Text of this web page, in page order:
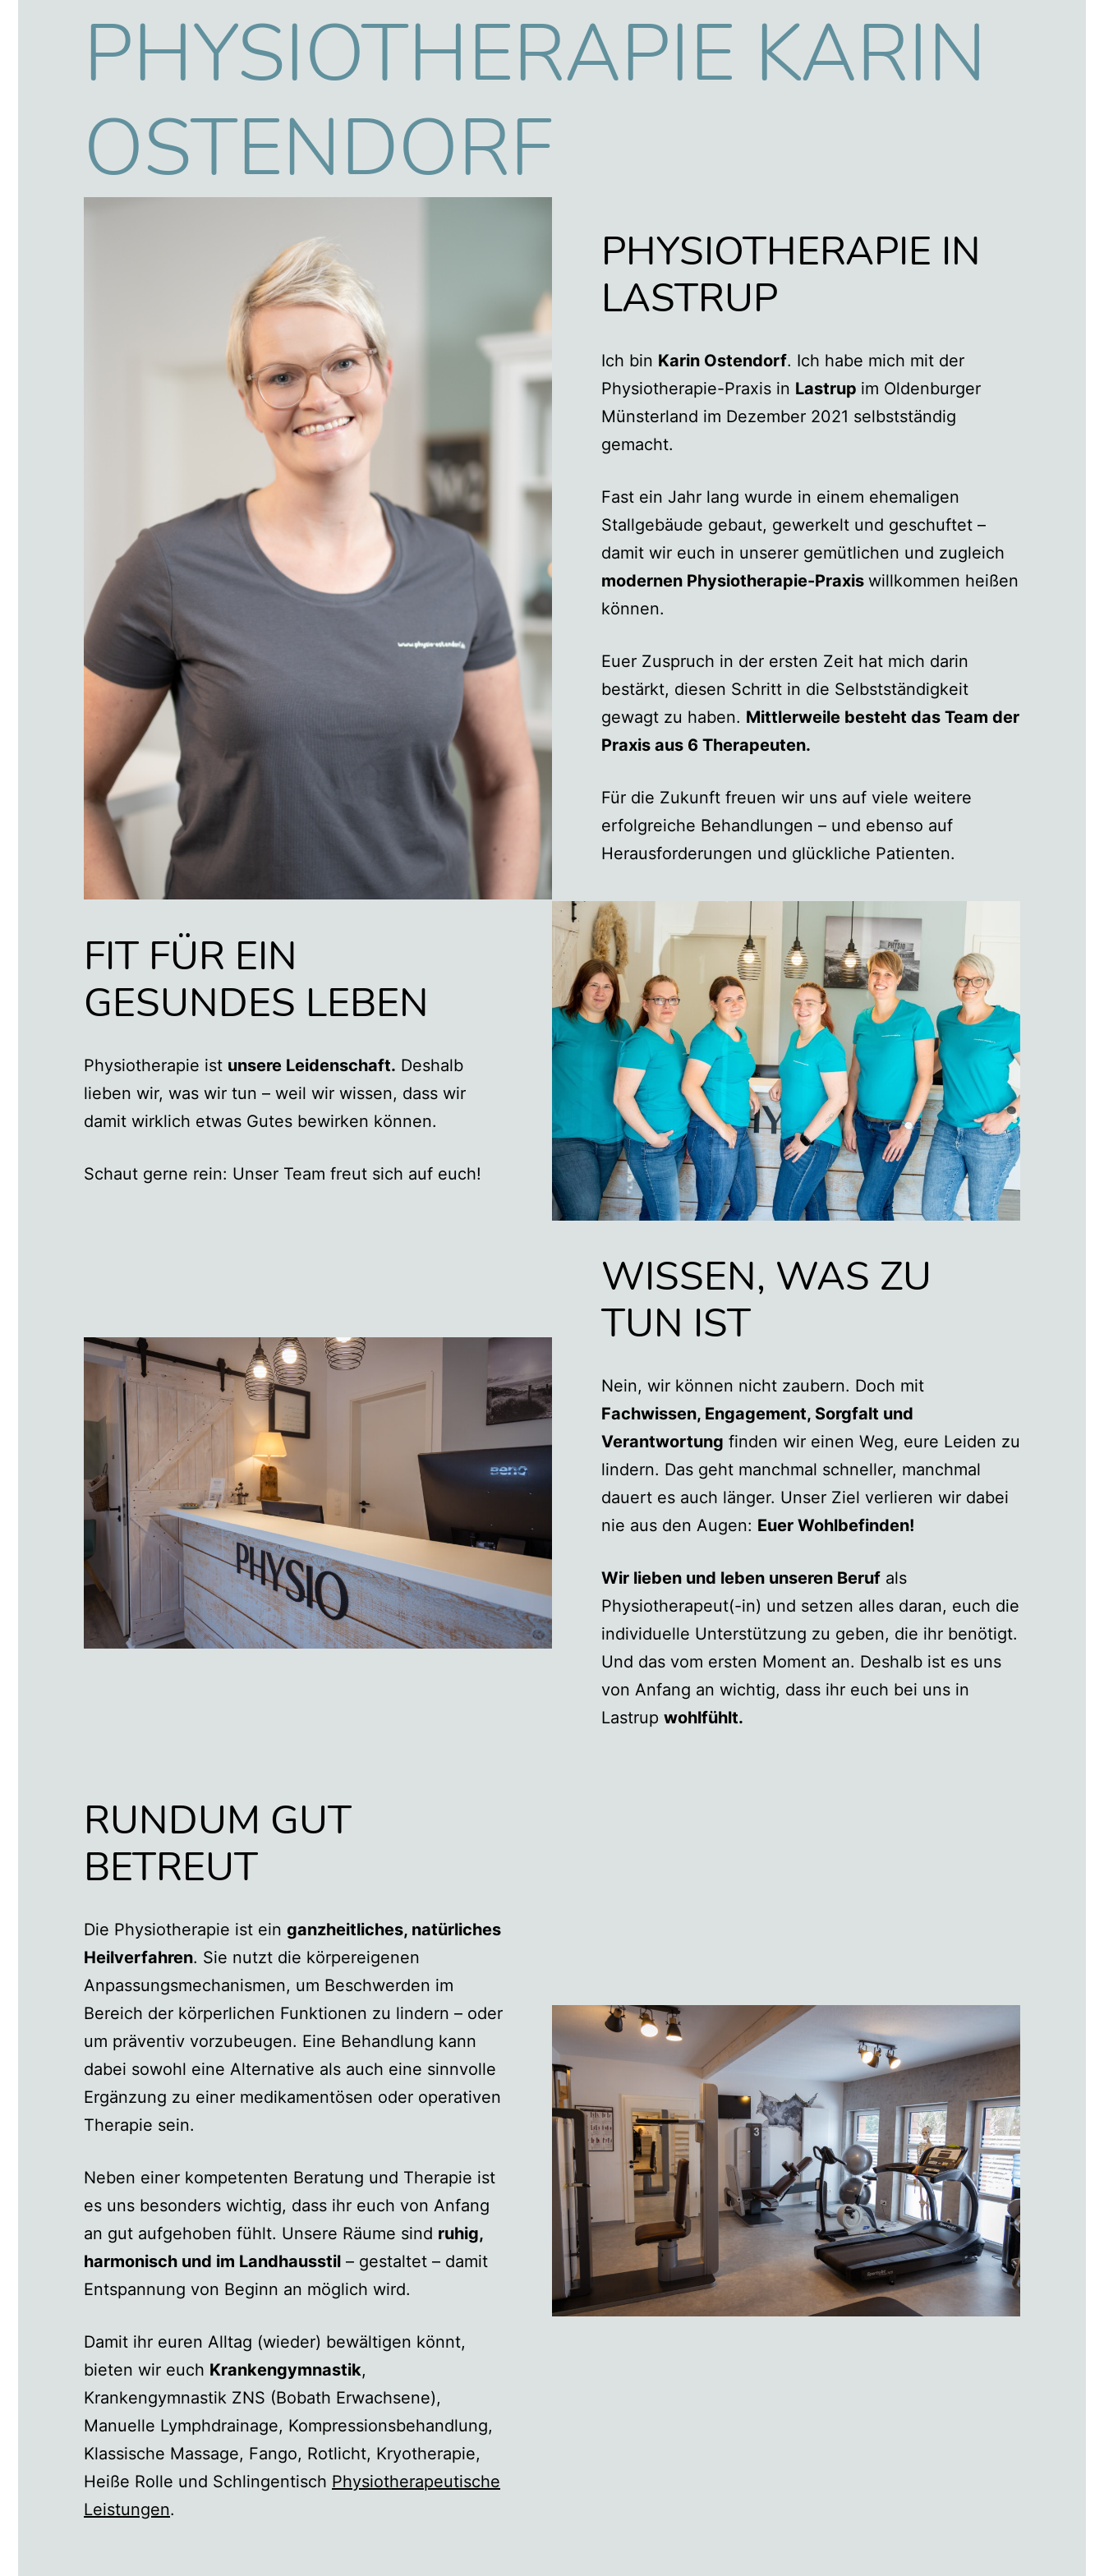
Ostendorf
PHYSIOTHERAPIE KARIN
OSTENDORF
PHYSIOTHERAPIE IN
LASTRUP
Ich bin Karin Ostendorf. Ich habe mich mit der
Physiotherapie-Praxis in Lastrup im Oldenburger
Münsterland im Dezember 2021 selbstständig
gemacht.
Fast ein Jahr lang wurde in einem ehemaligen
Stallgebäude gebaut, gewerkelt und geschuftet –
damit wir euch in unserer gemütlichen und zugleich
modernen Physiotherapie-Praxis willkommen heißen
können.
Euer Zuspruch in der ersten Zeit hat mich darin
bestärkt, diesen Schritt in die Selbstständigkeit
gewagt zu haben. Mittlerweile besteht das Team der
Praxis aus 6 Therapeuten.
Für die Zukunft freuen wir uns auf viele weitere
erfolgreiche Behandlungen – und ebenso auf
Herausforderungen und glückliche Patienten.
FIT FÜR EIN
GESUNDES LEBEN
Physiotherapie ist unsere Leidenschaft. Deshalb
lieben wir, was wir tun – weil wir wissen, dass wir
damit wirklich etwas Gutes bewirken können.
Schaut gerne rein: Unser Team freut sich auf euch!
WISSEN, WAS ZU
TUN IST
Nein, wir können nicht zaubern. Doch mit
Fachwissen, Engagement, Sorgfalt und
Verantwortung finden wir einen Weg, eure Leiden zu
lindern. Das geht manchmal schneller, manchmal
dauert es auch länger. Unser Ziel verlieren wir dabei
nie aus den Augen: Euer Wohlbefinden!
Wir lieben und leben unseren Beruf als
Physiotherapeut(-in) und setzen alles daran, euch die
individuelle Unterstützung zu geben, die ihr benötigt.
Und das vom ersten Moment an. Deshalb ist es uns
von Anfang an wichtig, dass ihr euch bei uns in
Lastrup wohlfühlt.
RUNDUM GUT
BETREUT
Die Physiotherapie ist ein ganzheitliches, natürliches
Heilverfahren. Sie nutzt die körpereigenen
Anpassungsmechanismen, um Beschwerden im
Bereich der körperlichen Funktionen zu lindern – oder
um präventiv vorzubeugen. Eine Behandlung kann
dabei sowohl eine Alternative als auch eine sinnvolle
Ergänzung zu einer medikamentösen oder operativen
Therapie sein.
Neben einer kompetenten Beratung und Therapie ist
es uns besonders wichtig, dass ihr euch von Anfang
an gut aufgehoben fühlt. Unsere Räume sind ruhig,
harmonisch und im Landhausstil – gestaltet – damit
Entspannung von Beginn an möglich wird.
Damit ihr euren Alltag (wieder) bewältigen könnt,
bieten wir euch Krankengymnastik,
Krankengymnastik ZNS (Bobath Erwachsene),
Manuelle Lymphdrainage, Kompressionsbehandlung,
Klassische Massage, Fango, Rotlicht, Kryotherapie,
Heiße Rolle und Schlingentisch Physiotherapeutische
Leistungen.